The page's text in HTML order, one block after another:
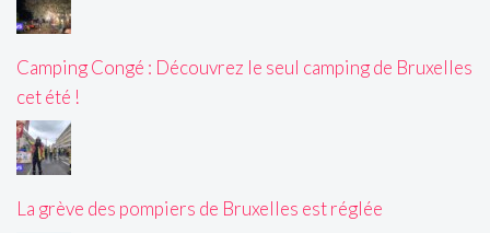
Camping Congé : Découvrez le seul camping de Bruxelles
cet été !
La grève des pompiers de Bruxelles est réglée